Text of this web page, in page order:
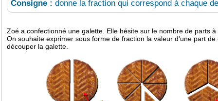
Consigne : donne la fraction qui correspond à chaque
Zoé a confectionné une galette. Elle hésite sur le nombre de parts à
On souhaite exprimer sous forme de fraction la valeur d'une part
découper la galette.